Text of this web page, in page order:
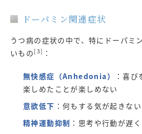
ドーパミン関連症状
うつ病の症状の中で、特にドーパミ
いもの [3] ：
無快感症（Anhedonia）
：喜
楽しめたことが楽しめない
意欲低下 ：何もする気が起きな
精神運動抑制 ：思考や行動が遅